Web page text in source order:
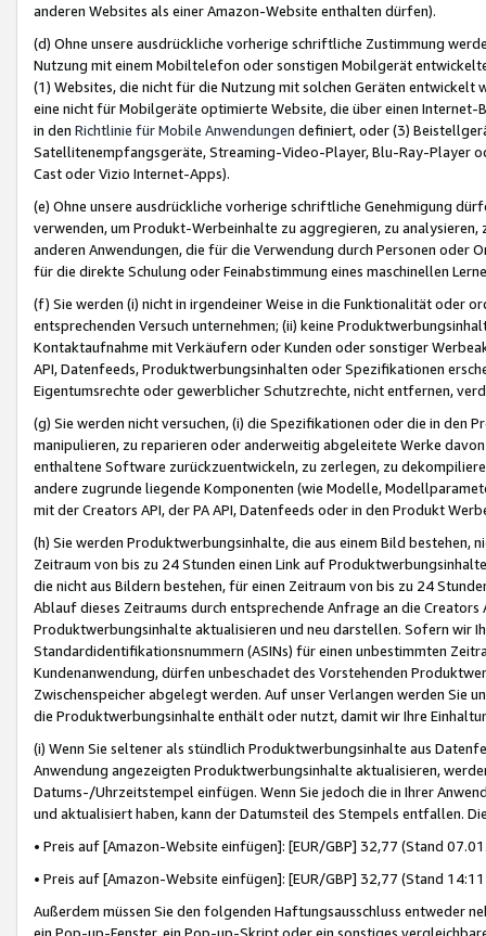
anderen Websites als einer Amazon-Website enthalten dürfen).
(d) Ohne unsere ausdrückliche vorherige schriftliche Zustimmung
Nutzung mit einem Mobiltelefon oder sonstigen Mobilgerät
(1) Websites, die nicht für die Nutzung mit solchen Geräten
eine nicht für Mobilgeräte optimierte Website, die über einen
in den Richtlinie für Mobile Anwendungen definiert, oder (3)
Satellitenempfangsgeräte, Streaming-Video-Player, Blu-Ray-Player
Cast oder Vizio Internet-Apps).
(e) Ohne unsere ausdrückliche vorherige schriftliche Genehmigung
verwenden, um Produkt-Werbeinhalte zu aggregieren, zu
anderen Anwendungen, die für die Verwendung durch Personen
für die direkte Schulung oder Feinabstimmung eines maschinellen
(f) Sie werden (i) nicht in irgendeiner Weise in die Funktionalität oder
entsprechenden Versuch unternehmen; (ii) keine
Kontaktaufnahme mit Verkäufern oder Kunden oder sonstiger
API, Datenfeeds, Produktwerbungsinhalten oder Spezifikationen
Eigentumsrechte oder gewerblicher Schutzrechte, nicht entfernen,
(g) Sie werden nicht versuchen, (i) die Spezifikationen oder die in
manipulieren, zu reparieren oder anderweitig abgeleitete Werke
enthaltene Software zurückzuentwickeln, zu zerlegen, zu
andere zugrunde liegende Komponenten (wie Modelle,
mit der Creators API, der PA API, Datenfeeds oder in den Produkt
(h) Sie werden Produktwerbungsinhalte, die aus einem Bild bestehen,
Zeitraum von bis zu 24 Stunden einen Link auf
die nicht aus Bildern bestehen, für einen Zeitraum von bis zu 24
Ablauf dieses Zeitraums durch entsprechende Anfrage an die
Produktwerbungsinhalte aktualisieren und neu darstellen. Sofern wir
Standardidentifikationsnummern (ASINs) für einen unbestimmten
Kundenanwendung, dürfen unbeschadet des Vorstehenden
Zwischenspeicher abgelegt werden. Auf unser Verlangen werden Sie
die Produktwerbungsinhalte enthält oder nutzt, damit wir Ihre
(i) Wenn Sie seltener als stündlich Produktwerbungsinhalte aus
Anwendung angezeigten Produktwerbungsinhalte aktualisieren,
Datums-/Uhrzeitstempel einfügen. Wenn Sie jedoch die in Ihrer
und aktualisiert haben, kann der Datumsteil des Stempels entfallen.
• Preis auf [Amazon-Website einfügen]: [EUR/GBP] 32,77 (Stand
• Preis auf [Amazon-Website einfügen]: [EUR/GBP] 32,77 (Stand
Außerdem müssen Sie den folgenden Haftungsausschluss entweder
ein Pop-up-Fenster, ein Pop-up-Skript oder ein sonstiges